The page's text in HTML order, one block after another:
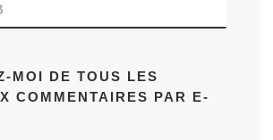
MOI DE TOUS LES
COMMENTAIRES PAR E-